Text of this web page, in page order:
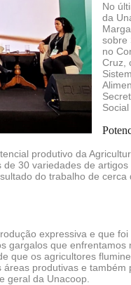
No
da
sobre
no
Cruz,
produtivo da
30 variedades de
do trabalho de
expressiva e que
gargalos que enfrentamos
que os agricultores
produtivas e também
geral da Unacoop.